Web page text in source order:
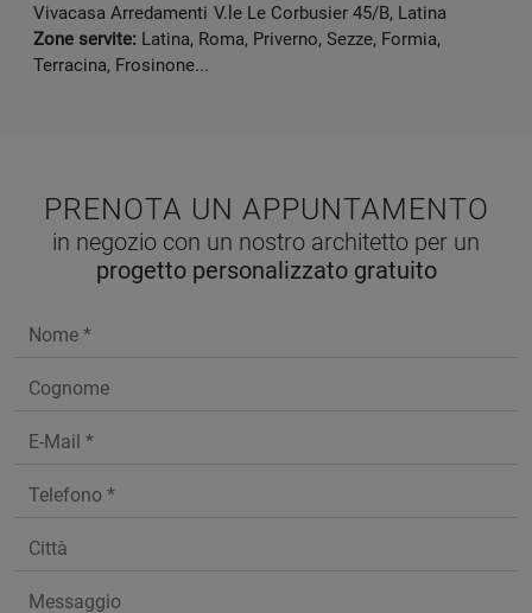
Vivacasa Arredamenti V.le Le Corbusier 45/B, Latina
Zone servite: Latina, Roma, Priverno, Sezze, Formia,
Terracina, Frosinone...
PRENOTA UN APPUNTAMENTO
in negozio con un nostro architetto per un
progetto personalizzato gratuito